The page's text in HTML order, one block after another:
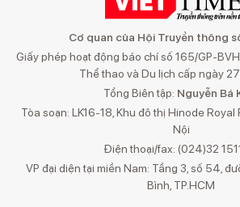
Cơ quan của Hội Truyền thông
Giấy phép hoạt động báo chí số 165/GP-
Thể thao và Du lịch cấp ngày
Tổng Biên tập: Nguyễn Bá
Tòa soạn: LK16-18, Khu đô thị Hinode Royal
Nội
Điện thoại/fax: (024)32
VP đại diện tại miền Nam: Tầng 3, số 54,
Bình, TP.HCM